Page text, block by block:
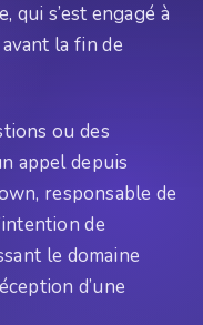
qui s’est engagé à
la fin de
ou des
appel depuis
responsable de
de
le domaine
d’une